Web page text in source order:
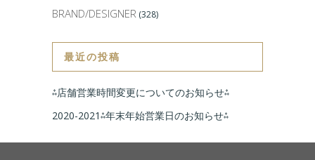
BRAND/DESIGNER (328)
最近の投稿
⁂店舗営業時間変更についてのお知らせ⁂
2020-2021⁂年末年始営業日のお知らせ⁂